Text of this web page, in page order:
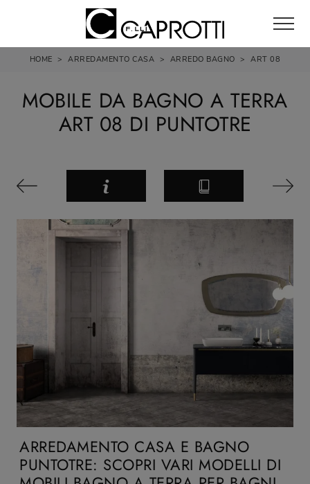
HOME > ARREDAMENTO CASA > ARREDO BAGNO > ART 08
MOBILE DA BAGNO A TERRA
ART 08 DI PUNTOTRE
ARREDAMENTO CASA E BAGNO
PUNTOTRE: SCOPRI VARI MODELLI DI